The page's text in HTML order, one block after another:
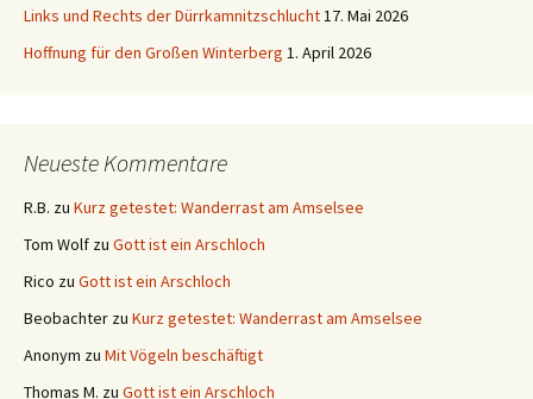
Links und Rechts der Dürrkamnitzschlucht17. Mai 2026
Hoffnung für den Großen Winterberg 1. April 2026
Neueste Kommentare
R.B. zu Kurz getestet: Wanderrast am Amselsee
Tom Wolf zu Gott ist ein Arschloch
Rico zu Gott ist ein Arschloch
Beobachter zu Kurz getestet: Wanderrast am Amselsee
Anonym zu Mit Vögeln beschäftigt
Thomas M. zu Gott ist ein Arschloch